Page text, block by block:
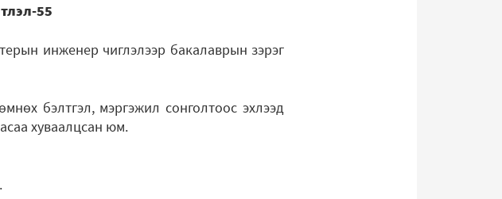
55
инженер чиглэлээр бакалаврын зэрэг
бэлтгэл, мэргэжил сонголтоос эхлээд
хуваалцсан юм.